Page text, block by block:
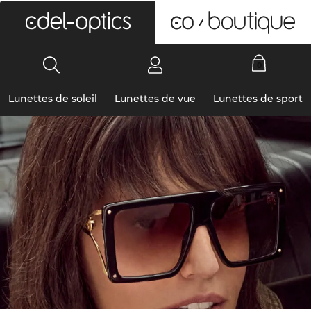
Lunettes de soleil Lunettes de vue Lunettes de sport